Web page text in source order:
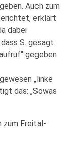
Auch zum
erklärt
dabei
S. gesagt
gegeben
„linke
das: „Sowas
zum Freital-